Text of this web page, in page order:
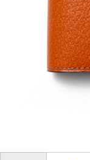
クロ
在庫あり
キャメル